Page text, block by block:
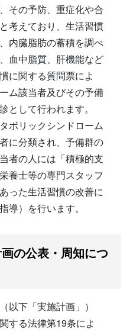
その予防、重症化や合
考えており、生活習慣
内臓脂肪の蓄積を調べ
血中脂質、肝機能など
に関する質問票によ
ム該当者及びその予備
として行われます。
ボリックシンドローム
に分類され、予備群の
者の人には「積極的支
養士等の専門スタッフ
った生活習慣の改善に
導）を行います。
の公表・周知につ
以下「実施計画」）
する法律第19条によ